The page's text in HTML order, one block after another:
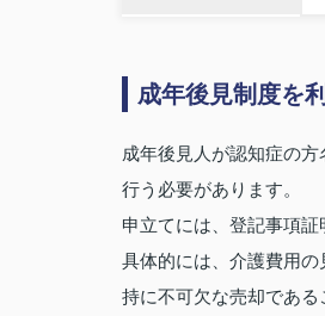
成年後見制度を
成年後見人が認知症の
行う必要があります。
申立てには、登記事項
具体的には、介護費用
持に不可欠な売却である